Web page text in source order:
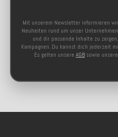
Mit unserem Newsletter informieren
Neuheiten rund um unser
und dir passende Inhalte zu
Kampagnen. Du kannst dich jederzeit
Es gelten unsere AGB sowie